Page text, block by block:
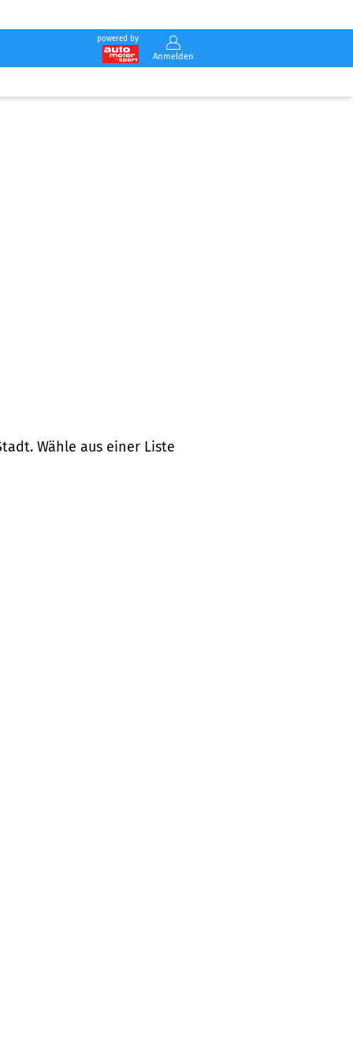
powered by
Anmelden
Wähle aus einer Liste